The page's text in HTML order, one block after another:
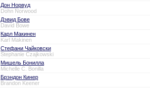
Дон Норвуд
Dohn Norwood
Дэвид Бове
David Bowe
Карл Макинен
Karl Makinen
Стефани Чайковски
Stephanie Czajkowski
Мишель Бонилла
Michelle C. Bonilla
Брэндон Кинер
Brandon Keener